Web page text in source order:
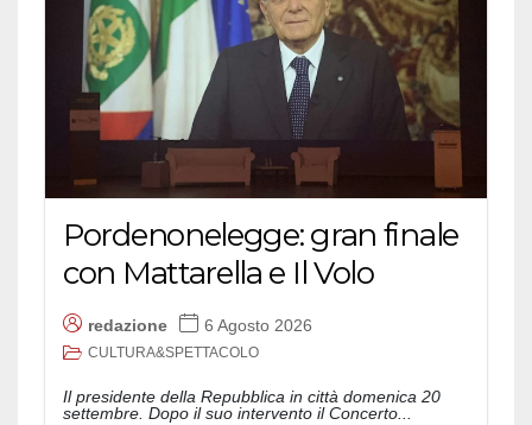
Pordenonelegge: gran finale
con Mattarella e Il Volo
redazione 6 Agosto 2026
CULTURA&SPETTACOLO
Il presidente della Repubblica in città domenica 20
settembre. Dopo il suo intervento il Concerto...